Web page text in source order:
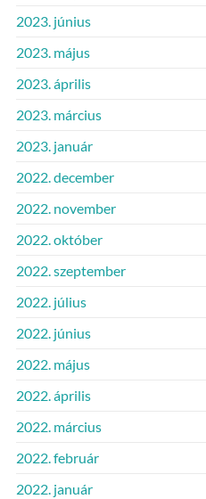
2023. június
2023. május
2023. április
2023. március
2023. január
2022. december
2022. november
2022. október
2022. szeptember
2022. július
2022. június
2022. május
2022. április
2022. március
2022. február
2022. január